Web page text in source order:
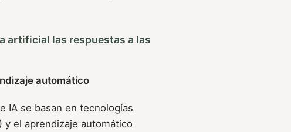
artificial las respuestas a las
automático
IA se basan en tecnologías
y el aprendizaje automático